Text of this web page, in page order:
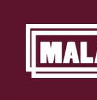
contenido
página